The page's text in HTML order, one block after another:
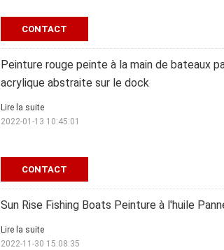
CONTACT
Peinture rouge peinte à la main de bateaux
acrylique abstraite sur le dock
CONTACT
Lire la suite
2022-01-13 10:45:01
Sun Rise Fishing Boats Peinture à l'huile
Lire la suite
2022-11-30 15:08:35